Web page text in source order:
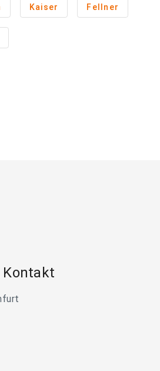
Kaiser Fellner
Kontakt